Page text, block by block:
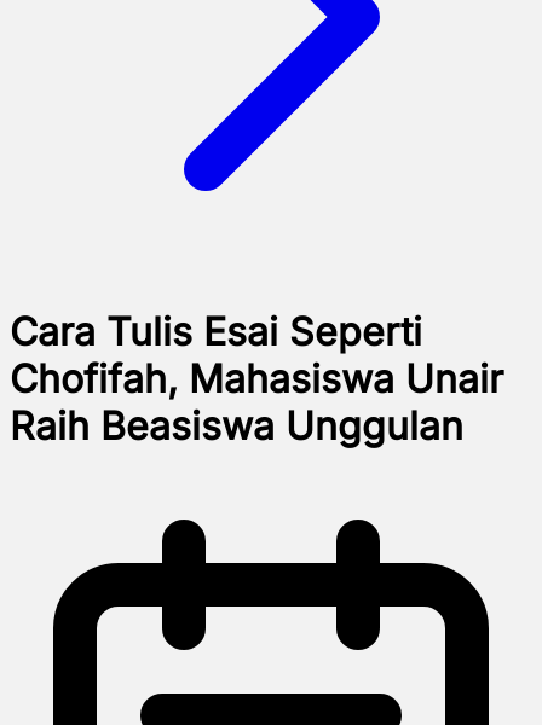
Cara Tulis Esai Seperti
Chofifah, Mahasiswa Unair
Raih Beasiswa Unggulan